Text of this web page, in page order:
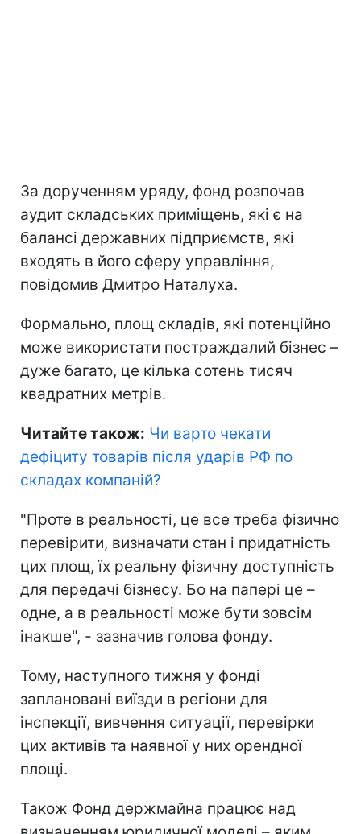
За дорученням уряду, фонд розпочав
аудит складських приміщень, які є на
балансі державних підприємств, які
входять в його сферу управління,
повідомив Дмитро Наталуха.
Формально, площ складів, які потенційно
може використати постраждалий бізнес –
дуже багато, це кілька сотень тисяч
квадратних метрів.
Читайте також: Чи варто чекати
дефіциту товарів після ударів РФ по
складах компаній?
"Проте в реальності, це все треба фізично
перевірити, визначати стан і придатність
цих площ, їх реальну фізичну доступність
для передачі бізнесу. Бо на папері це –
одне, а в реальності може бути зовсім
інакше", - зазначив голова фонду.
Тому, наступного тижня у фонді
заплановані виїзди в регіони для
інспекції, вивчення ситуації, перевірки
цих активів та наявної у них орендної
площі.
Також Фонд держмайна працює над